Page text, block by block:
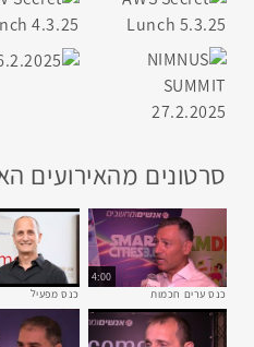
סרטונים מהאירועים
4:00
כנס ערים חכמות
כנס מפעיל